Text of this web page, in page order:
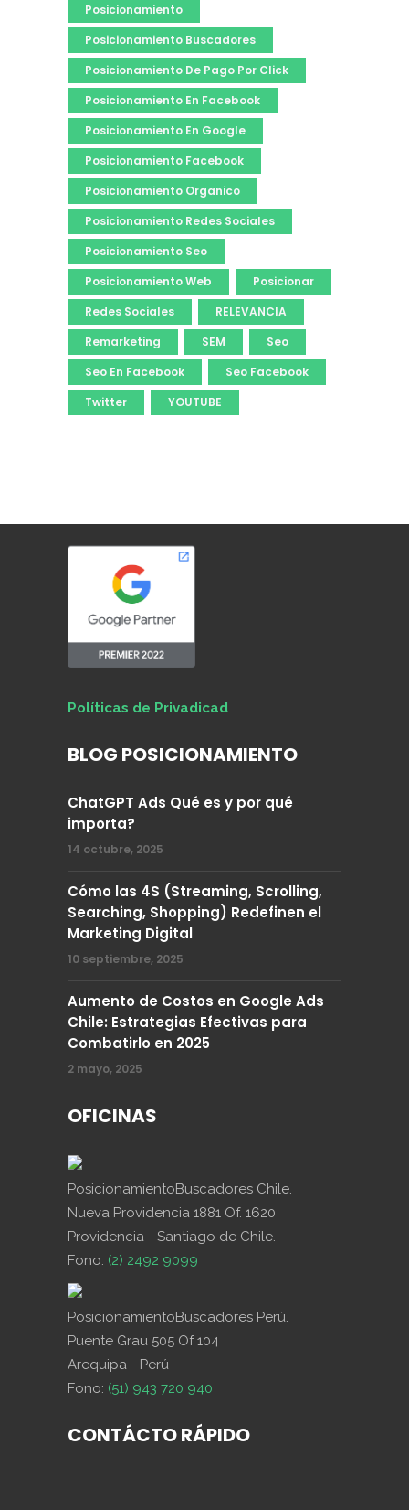
Posicionamiento
Posicionamiento Buscadores
Posicionamiento De Pago Por Click
Posicionamiento En Facebook
Posicionamiento En Google
Posicionamiento Facebook
Posicionamiento Organico
Posicionamiento Redes Sociales
Posicionamiento Seo
Posicionamiento Web
Posicionar
Redes Sociales
RELEVANCIA
Remarketing
SEM
Seo
Seo En Facebook
Seo Facebook
Twitter
YOUTUBE
Políticas de Privadicad
BLOG POSICIONAMIENTO
ChatGPT Ads Qué es y por qué
importa?
14 octubre, 2025
Cómo las 4S (Streaming, Scrolling,
Searching, Shopping) Redefinen el
Marketing Digital
10 septiembre, 2025
Aumento de Costos en Google Ads
Chile: Estrategias Efectivas para
Combatirlo en 2025
2 mayo, 2025
OFICINAS
PosicionamientoBuscadores Chile.
Nueva Providencia 1881 Of. 1620
Providencia - Santiago de Chile.
Fono: (2) 2492 9099
PosicionamientoBuscadores Perú.
Puente Grau 505 Of 104
Arequipa - Perú
Fono: (51) 943 720 940
CONTÁCTO RÁPIDO